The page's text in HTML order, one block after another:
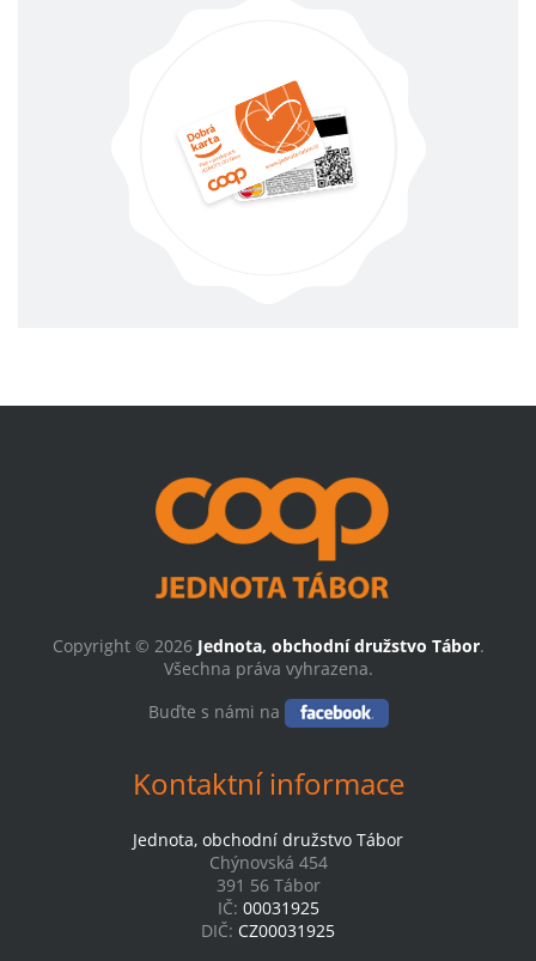
Copyright © 2026 Jednota, obchodní družstvo Tábor.
Všechna práva vyhrazena.
Buďte s námi na
Kontaktní informace
Jednota, obchodní družstvo Tábor
Chýnovská 454
391 56 Tábor
IČ: 00031925
DIČ: CZ00031925